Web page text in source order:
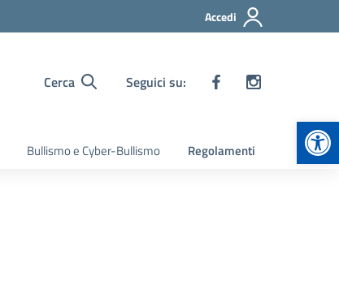
Accedi
Cerca Seguici su:
Bullismo e Cyber-Bullismo Regolamenti